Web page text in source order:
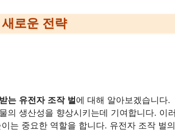
로운 전략
는 유전자 조작 벌에 대해 알아보겠습니다.
의 생산성을 향상시키는데 기여합니다. 이러
는 중요한 역할을 합니다. 유전자 조작 벌의